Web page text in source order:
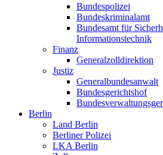
Bundespolizei
Bundeskriminalamt
Bundesamt für
Informationstechnik
Finanz
Generalzolldirektion
Justiz
Generalbundesanwalt
Bundesgerichtshof
Berlin
Land Berlin
Berliner Polizei
LKA Berlin